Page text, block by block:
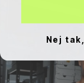
Nej